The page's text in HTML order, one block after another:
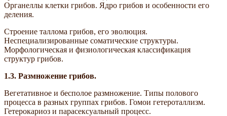
Органеллы клетки грибов. Ядро грибов и особенности его
деления.
Строение таллома грибов, его эволюция.
Неспециализированные соматические структуры.
Морфологическая и физиологическая классификация
структур грибов.
1.3. Размножение грибов.
Вегетативное и бесполое размножение. Типы полового
процесса в разных группах грибов. Гомои гетероталлизм.
Гетерокариоз и парасексуальный процесс.